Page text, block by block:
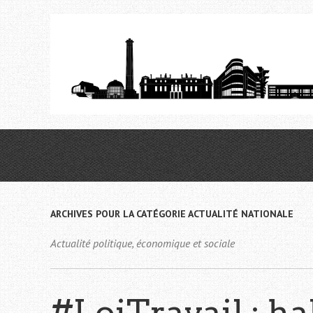
principal
ARCHIVES POUR LA CATÉGORIE ACTUALITÉ NATIONALE
Actualité politique, économique et sociale